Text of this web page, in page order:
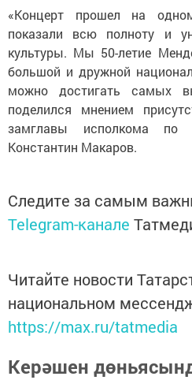
«Концерт прошел на
показали всю полноту и
культуры. Мы 50-летие
большой и дружной
можно достигать самых
поделился мнением
замглавы исполкома по
Константин Макаров.
Следите за самым
Telegram-канале
Читайте новости
национальном
https://max.ru/tatmedia
Керәшен